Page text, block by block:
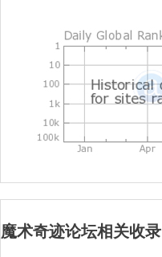
魔术奇迹论坛相关收录